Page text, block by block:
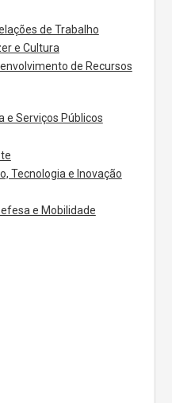
de Trabalho
e Cultura
de Recursos
e Serviços Públicos
Tecnologia e Inovação
e Mobilidade